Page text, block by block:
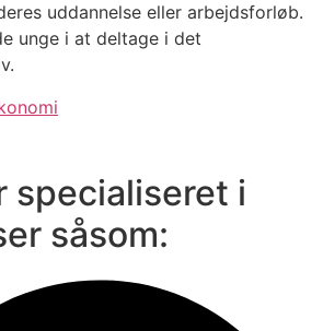
uddannelse eller arbejdsforløb.
unge i at deltage i det
specialiseret i
såsom: